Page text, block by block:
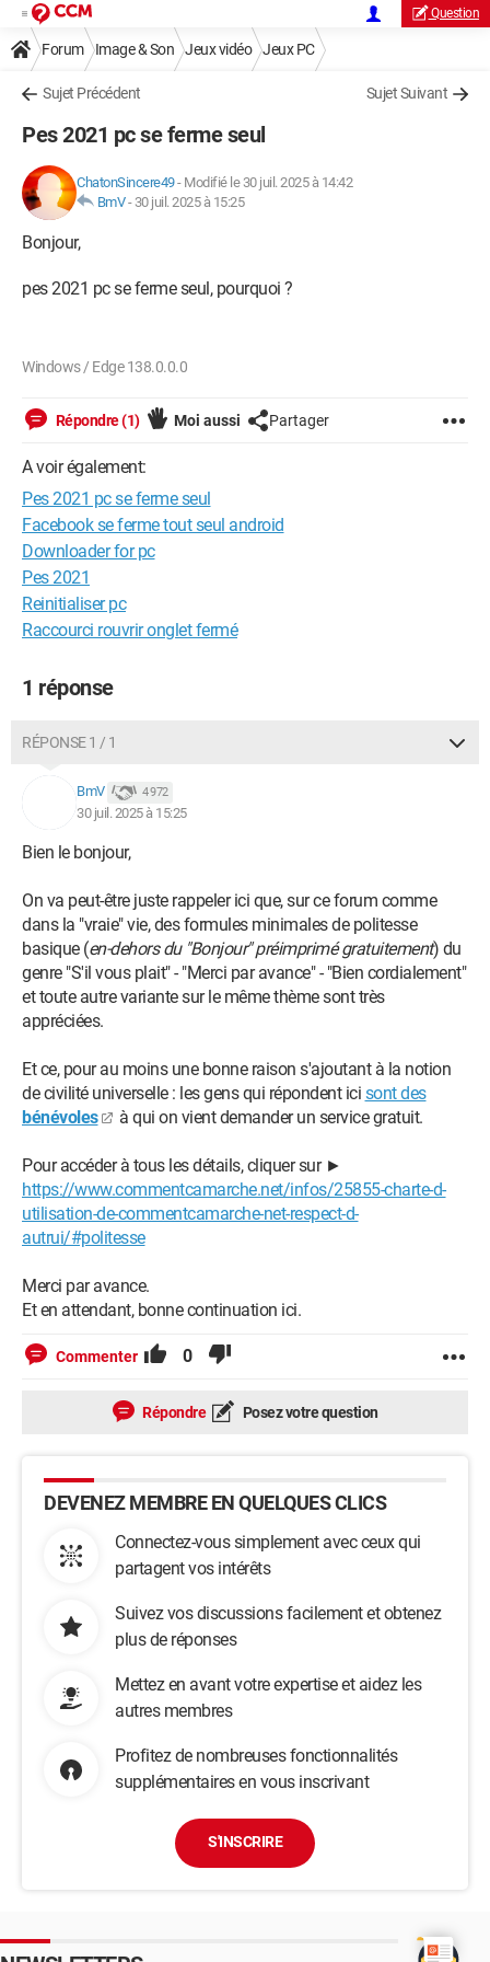
Question
Forum Image & Son Jeux vidéo Jeux PC
Sujet Précédent Sujet Suivant
Pes 2021 pc se ferme seul
ChatonSincere49- Modifié le 30 juil. 2025 à 14:42
BmV- 30 juil. 2025 à 15:25
Bonjour,
pes 2021 pc se ferme seul, pourquoi ?
Windows / Edge 138.0.0.0
Répondre (1) Moi aussi Partager
A voir également:
Pes 2021 pc se ferme seul
Facebook se ferme tout seul android
Downloader for pc
Pes 2021
Reinitialiser pc
Raccourci rouvrir onglet fermé
1 réponse
RÉPONSE 1 / 1
BmV 4 972
30 juil. 2025 à 15:25
Bien le bonjour,
On va peut-être juste rappeler ici que, sur ce forum comme
dans la "vraie" vie, des formules minimales de politesse
basique (en-dehors du "Bonjour" préimprimé gratuitement) du
genre "S'il vous plait" - "Merci par avance" - "Bien cordialement"
et toute autre variante sur le même thème sont très
appréciées.
Et ce, pour au moins une bonne raison s'ajoutant à la notion
de civilité universelle : les gens qui répondent ici sont des
bénévoles
à qui on vient demander un service gratuit.
Pour accéder à tous les détails, cliquer sur ►
https://www.commentcamarche.net/infos/25855-charte-d-
utilisation-de-commentcamarche-net-respect-d-
autrui/#politesse
Merci par avance.
Et en attendant, bonne continuation ici.
Commenter 0
Répondre Posez votre question
DEVENEZ MEMBRE EN QUELQUES CLICS
Connectez-vous simplement avec ceux qui
partagent vos intérêts
Suivez vos discussions facilement et obtenez
plus de réponses
Mettez en avant votre expertise et aidez les
autres membres
Profitez de nombreuses fonctionnalités
supplémentaires en vous inscrivant
S'INSCRIRE